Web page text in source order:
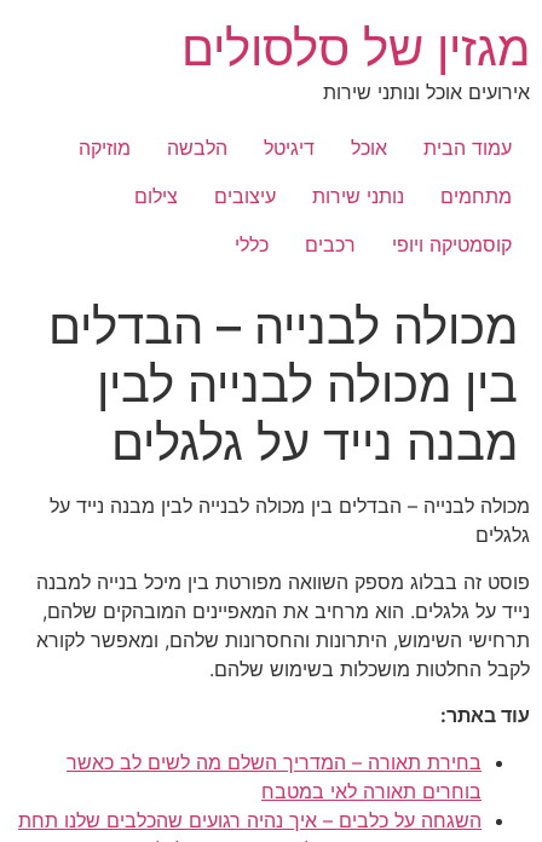
לתוכן
מגזין של סלסולים
אירועים אוכל ונותני שירות
עמוד הבית אוכל דיגיטל הלבשה
מוזיקה
מתחמים
נותני שירות עיצובים
צילום
קוסמטיקה ויופי
רכבים כללי
מכולה לבנייה – הבדלים
בין מכולה לבנייה לבין
מבנה נייד על גלגלים
מכולה לבנייה – הבדלים בין מכולה לבנייה לבין מבנה נייד על
גלגלים
פוסט זה בבלוג מספק השוואה מפורטת בין מיכל בנייה למבנה
נייד על גלגלים. הוא מרחיב את המאפיינים המובהקים שלהם,
תרחישי השימוש, היתרונות והחסרונות שלהם, ומאפשר לקורא
לקבל החלטות מושכלות בשימוש שלהם.
עוד באתר:
בחירת תאורה – המדריך השלם מה לשים לב כאשר
בוחרים תאורה לאי במטבח
השגחה על כלבים – איך נהיה רגועים שהכלבים שלנו תחת